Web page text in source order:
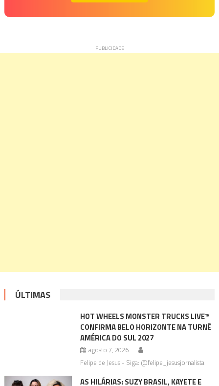
ÚLTIMAS
HOT WHEELS MONSTER TRUCKS LIVE™
CONFIRMA BELO HORIZONTE NA TURNÊ
AMÉRICA DO SUL 2027
agosto 7, 2026
Felipe de Jesus - Siga: @felipe_jesusjornalista
AS HILÁRIAS: SUZY BRASIL, KAYETE E